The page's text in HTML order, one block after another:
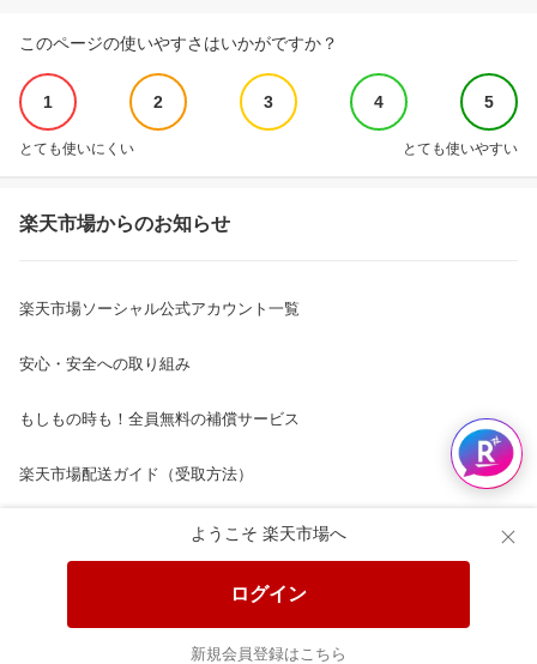
ようこそ 楽天市場へ
ログイン
新規会員登録はこちら
このページの使いやすさはいかがですか？
1 2 3 4 5
とても使いにくい とても使いやすい
楽天市場からのお知らせ
楽天市場ソーシャル公式アカウント一覧
安心・安全への取り組み
もしもの時も！全員無料の補償サービス
楽天市場配送ガイド（受取方法）
楽天にお店を開きませんか？
楽天ショッピングサービスご利用規約